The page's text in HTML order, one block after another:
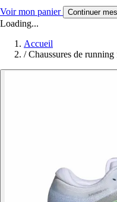
Voir mon panier Continuer
Loading...
Accueil
/ Chaussures de